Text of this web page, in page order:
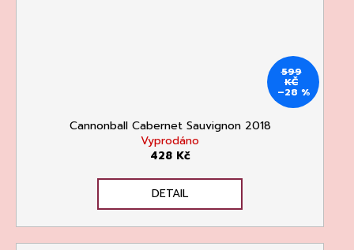
599
KČ
–28 %
Cannonball Cabernet Sauvignon 2018
Vyprodáno
428 Kč
DETAIL